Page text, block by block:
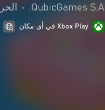
QubicGames S.A.
•
Xbox Play في أي مكان